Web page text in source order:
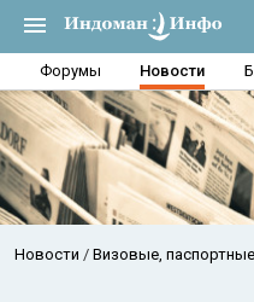
Форумы Новости
Новости Визовые,